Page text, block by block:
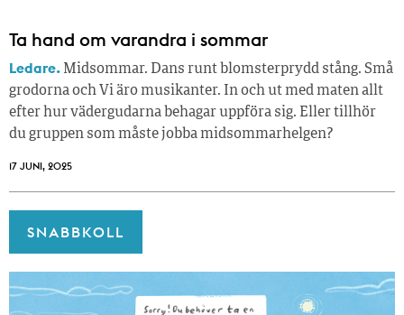
Ta hand om varandra i sommar
Ledare. Midsommar. Dans runt blomsterprydd stång. Små
grodorna och Vi äro musikanter. In och ut med maten allt
efter hur vädergudarna behagar uppföra sig. Eller tillhör
du gruppen som måste jobba midsommarhelgen?
17 JUNI, 2025
SNABBKOLL